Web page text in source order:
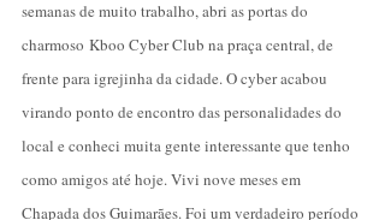
semanas de muito trabalho, abri as portas do
charmoso Kboo Cyber Club na praça central, de
frente para igrejinha da cidade. O cyber acabou
virando ponto de encontro das personalidades do
local e conheci muita gente interessante que tenho
como amigos até hoje. Vivi nove meses em
Chapada dos Guimarães. Foi um verdadeiro período